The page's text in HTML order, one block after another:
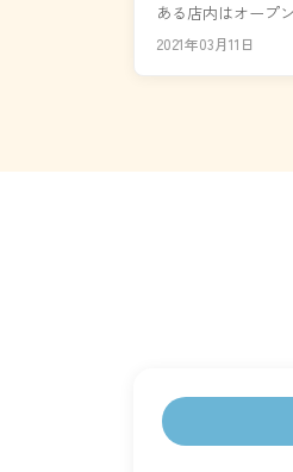
ある店内はオープ
文を行います。営
2021年03月11日